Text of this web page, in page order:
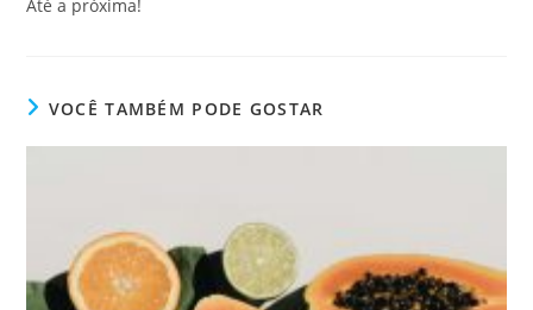
Até a próxima!
VOCÊ TAMBÉM PODE GOSTAR